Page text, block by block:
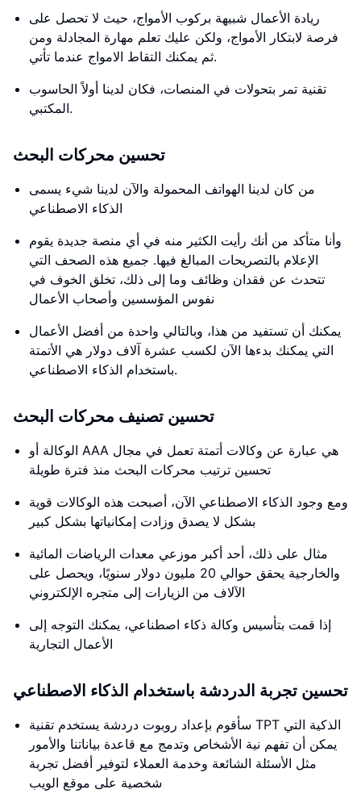
ريادة الأعمال شبيهة بركوب الأمواج، حيث لا تحصل على
فرصة لابتكار الأمواج، ولكن عليك تعلم مهارة المجادلة ومن
ثم يمكنك التقاط الامواج عندما تأتي.
تقنية تمر بتحولات في المنصات، فكان لدينا أولاً الحاسوب
المكتبي.
تحسين محركات البحث
من كان لدينا الهواتف المحمولة والآن لدينا شيء يسمى
الذكاء الاصطناعي
وأنا متأكد من أنك رأيت الكثير منه في أي منصة جديدة يقوم
الإعلام بالتصريحات المبالغ فيها. جميع هذه الصحف التي
تتحدث عن فقدان وظائف وما إلى ذلك، تخلق الخوف في
نفوس المؤسسين وأصحاب الأعمال
يمكنك أن تستفيد من هذا، وبالتالي واحدة من أفضل الأعمال
التي يمكنك بدءها الآن لكسب عشرة آلاف دولار هي الأتمتة
باستخدام الذكاء الاصطناعي.
تحسين تصنيف محركات البحث
الوكالة أو AAA هي عبارة عن وكالات أتمتة تعمل في مجال
تحسين ترتيب محركات البحث منذ فترة طويلة
ومع وجود الذكاء الاصطناعي الآن، أصبحت هذه الوكالات قوية
بشكل لا يصدق وزادت إمكانياتها بشكل كبير
مثال على ذلك، أحد أكبر موزعي معدات الرياضات المائية
والخارجية يحقق حوالي 20 مليون دولار سنويًا، ويحصل على
الآلاف من الزيارات إلى متجره الإلكتروني
إذا قمت بتأسيس وكالة ذكاء اصطناعي، يمكنك التوجه إلى
الأعمال التجارية
تحسين تجربة الدردشة باستخدام الذكاء الاصطناعي
سأقوم بإعداد روبوت دردشة يستخدم تقنية TPT الذكية التي
يمكن أن تفهم نية الأشخاص وتدمج مع قاعدة بياناتنا والأمور
مثل الأسئلة الشائعة وخدمة العملاء لتوفير أفضل تجربة
شخصية على موقع الويب